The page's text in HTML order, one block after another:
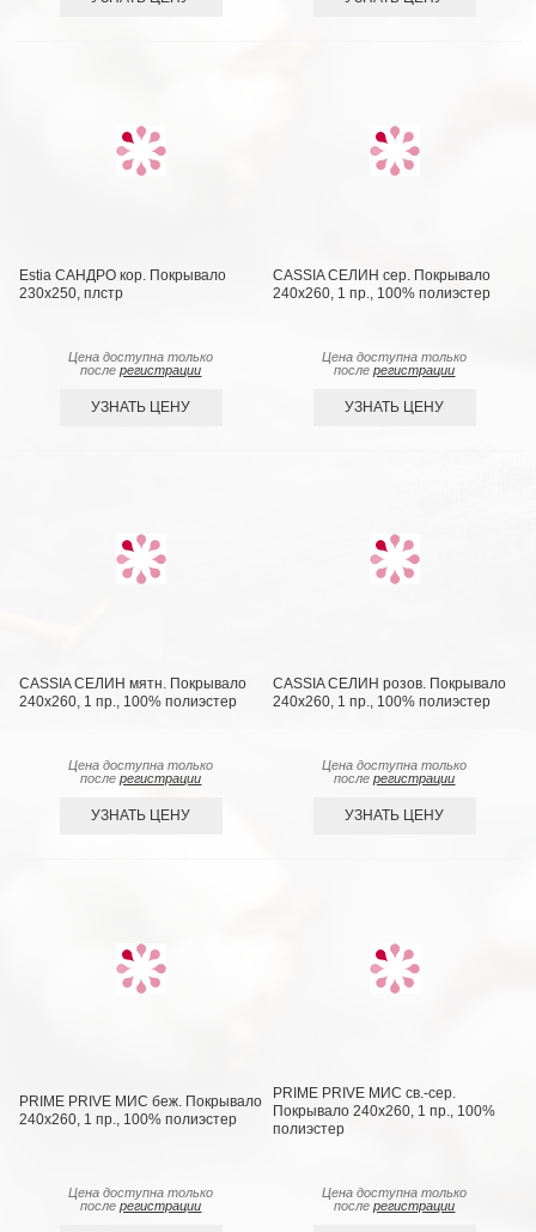
Estia САНДРО кор. Покрывало
230х250, плстр
Цена доступна только
послерегистрации
УЗНАТЬ ЦЕНУ
CASSIA СЕЛИН сер. Покрывало
240х260, 1 пр., 100% полиэстер
Цена доступна только
послерегистрации
УЗНАТЬ ЦЕНУ
CASSIA СЕЛИН мятн. Покрывало
240х260, 1 пр., 100% полиэстер
Цена доступна только
послерегистрации
УЗНАТЬ ЦЕНУ
CASSIA СЕЛИН розов. Покрывало
240х260, 1 пр., 100% полиэстер
Цена доступна только
послерегистрации
УЗНАТЬ ЦЕНУ
PRIME PRIVE МИС беж. Покрывало
240х260, 1 пр., 100% полиэстер
Цена доступна только
послерегистрации
PRIME PRIVE МИС св.-сер.
Покрывало 240х260, 1 пр., 100%
полиэстер
Цена доступна только
послерегистрации